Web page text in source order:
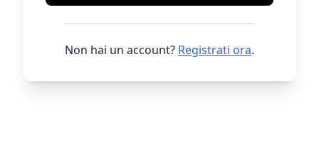
Non hai un account? Registrati ora.